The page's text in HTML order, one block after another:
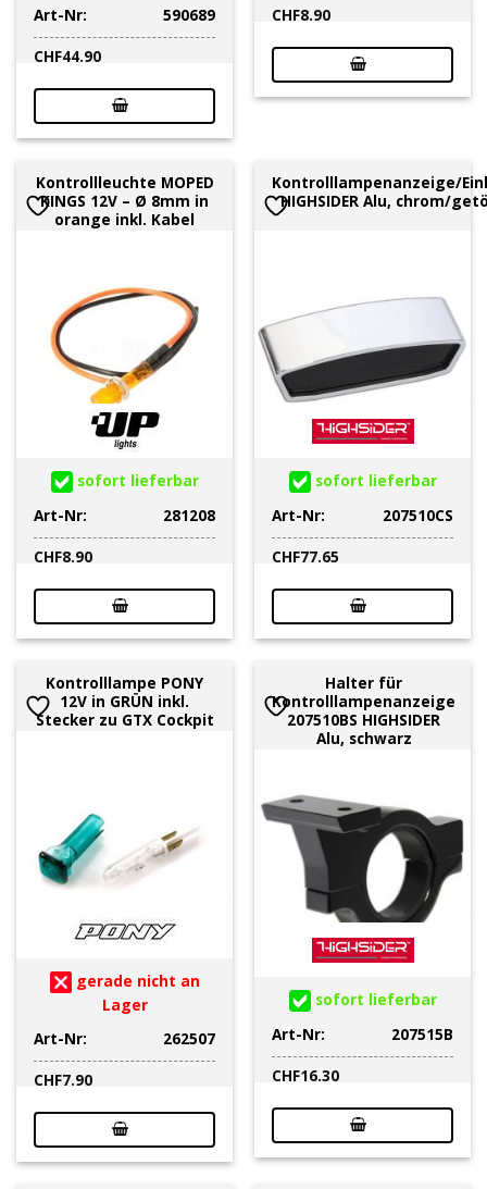
Art-Nr:
590689
CHF44.90
CHF8.90
Kontrollleuchte MOPED
KINGS 12V – Ø 8mm in
orange inkl. Kabel
sofort lieferbar
Art-Nr:
281208
CHF8.90
Kontrolllampenanzeige/
HIGHSIDER Alu, chrom/
sofort lieferbar
Art-Nr:
207510CS
CHF77.65
Kontrolllampe PONY
12V in GRÜN inkl.
Stecker zu GTX Cockpit
gerade nicht an
Lager
Art-Nr:
262507
CHF7.90
Halter für
Kontrolllampenanzeige
207510BS HIGHSIDER
Alu, schwarz
sofort lieferbar
Art-Nr:
207515B
CHF16.30